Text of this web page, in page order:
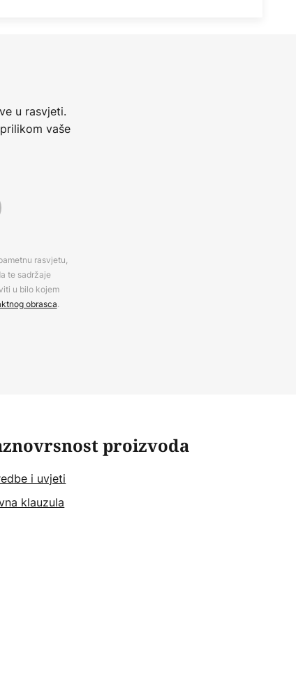
u rasvjeti.
vaše
rasvjetu,
te sadržaje
u bilo kojem
obrasca.
proizvoda
i uvjeti
klauzula